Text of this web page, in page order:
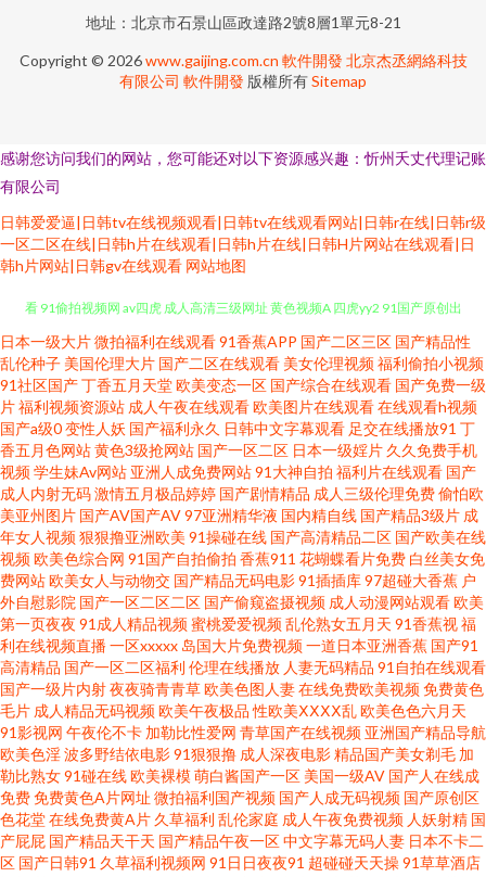
地址：北京市石景山區政達路2號8層1單元8-21
Copyright © 2026www.gaijing.com.cn 軟件開發 北京杰丞網絡科技
有限公司 軟件開發 版權所有Sitemap
感谢您访问我们的网站，您可能还对以下资源感兴趣：忻州夭丈代理记账
有限公司
日韩爱爱逼|日韩tv在线视频观看|日韩tv在线观看网站|日韩r在线|日韩r级
一区二区在线|日韩h片在线观看|日韩h片在线|日韩H片网站在线观看|日
韩h片网站|日韩gv在线观看 网站地图
午夜av免费 久久超碰福利 探花电影免费观看 91豆奶视频官网 91精选在线观
看 91偷拍视频网 av四虎 成人高清三级网址 黄色视频A 四虎yy2 91国产原创出
厂电影 91在线播放免费视频 97资源视频总站 国产欧美日韩性愛久久 91手机
在线视频观看 欧美性爱先锋影音 91偷拍探花网站 久久这里面 91福利啪 九九
网站色 最新高清无码专区 91n色情 91大神偷拍视频在线观看 91精品视频专
区精品 欧美精品久色视频网 午夜理论 1024免费在线视频 国产福利精品av 九
九热精品一区 伦理91探店在线观看 日本加勒比A网 伊人五月天导航 国产精品
一区二区三 欧美人妖撸管 激情深爱五月婷婷 91cn在线观看视频 国产Av网址
导航 伊人av在线 传媒导航福利 午夜福利电源 爱草b网 日韩韩日免费视频
www91国产 欧美性感美女网站 91系列在线 蜜桃一区二区亚洲 91色超碰 久久
日本一级大片微拍福利在线观看91香蕉APP 国产二区三区 国产精品性
乱伦种子 美国伦理大片 国产二区在线观看 美女伦理视频福利偷拍小视频
91社区国产丁香五月天堂欧美变态一区 国产综合在线观看 国产免费一级
片福利视频资源站 成人午夜在线观看欧美图片在线观看在线观看h视频
国产a级0变性人妖 国产福利永久 日韩中文字幕观看 足交在线播放91 丁
香五月色网站黄色3级抢网站 国产一区二区 日本一级婬片 久久免费手机
视频学生妹Av网站 亚洲人成免费网站91大神自拍 福利片在线观看 国产
成人内射无码激情五月极品婷婷 国产剧情精品 成人三级伦理免费偷怕欧
美亚州图片 国产AV国产AV97亚洲精华液 国内精自线 国产精品3级片 成
年女人视频狠狠撸亚洲欧美 91操碰在线 国产高清精品二区 国产欧美在线
视频欧美色综合网 91国产自拍偷拍 香蕉911 花蝴蝶看片免费 白丝美女免
费网站欧美女人与动物交 国产精品无码电影91插插库97超碰大香蕉 户
外自慰影院 国产一区二区二区 国产偷窥盗摄视频 成人动漫网站观看欧美
第一页夜夜 91成人精品视频蜜桃爱爱视频乱伦熟女五月天 91香蕉视福
利在线视频直播一区xxxxx 岛国大片免费视频一道日本亚洲香蕉 国产91
高清精品 国产一区二区福利 伦理在线播放 人妻无码精品 91自拍在线观看
国产一级片内射夜夜骑青青草欧美色图人妻在线免费欧美视频免费黄色
毛片 成人精品无码视频欧美午夜极品 性欧美ⅩⅩⅩⅩ乱欧美色色六月天
91影视网 午夜伦不卡 加勒比性爱网 青草国产在线视频 亚洲国产精品导航
欧美色淫波多野结依电影91狠狠撸 成人深夜电影精品国产美女剃毛 加
勒比熟女91碰在线欧美裸模萌白酱国产一区 美国一级AV 国产人在线成
免费免费黄色A片网址 微拍福利国产视频 国产人成无码视频 国产原创区
色花堂在线免费黄A片 久草福利 乱伦家庭 成人午夜免费视频 人妖射精 国
产屁屁 国产精品天干天 国产精品午夜一区中文字幕无码人妻 日本不卡二
区 国产日韩91 久草福利视频网 91日日夜夜91 超碰碰天天操91草草酒店